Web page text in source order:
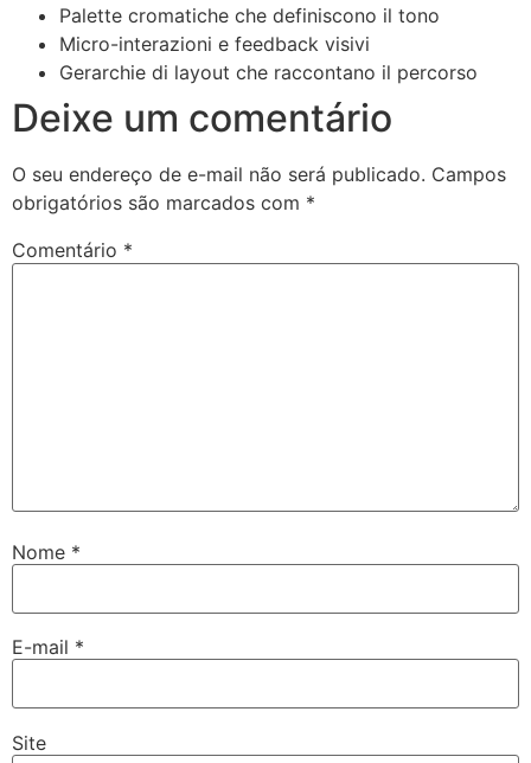
Palette cromatiche che definiscono il tono
Micro-interazioni e feedback visivi
Gerarchie di layout che raccontano il percorso
Deixe um comentário
O seu endereço de e-mail não será publicado. Campos
obrigatórios são marcados com *
Comentário *
Nome *
E-mail *
Site